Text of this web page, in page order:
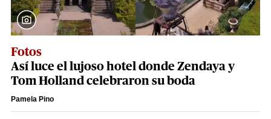
Fotos
Así luce el lujoso hotel donde Zendaya y
Tom Holland celebraron su boda
Pamela Pino